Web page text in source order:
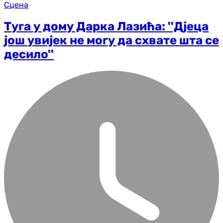
Сцена
Туга у дому Дарка Лазића: ''Дјеца
још увијек не могу да схвате шта се
десило''